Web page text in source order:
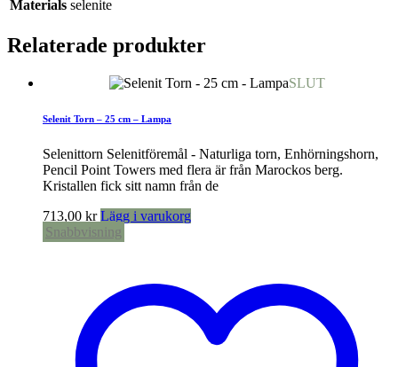
Materials selenite
Relaterade produkter
SLUT
Selenit Torn – 25 cm – Lampa
Selenittorn Selenitföremål - Naturliga torn, Enhörningshorn,
Pencil Point Towers med flera är från Marockos berg.
Kristallen fick sitt namn från de
713,00 kr Lägg i varukorg
Snabbvisning